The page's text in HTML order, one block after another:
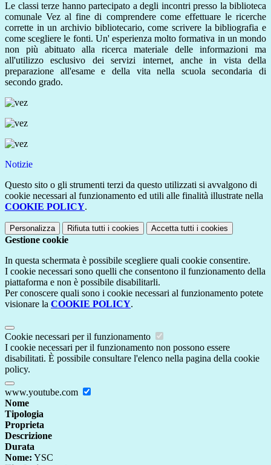
Le classi terze hanno partecipato a degli incontri presso la biblioteca
comunale Vez al fine di comprendere come effettuare le ricerche
corrette in un archivio bibliotecario, come scrivere la bibliografia e
come scegliere le fonti. Un' esperienza molto formativa in un mondo
non più abituato alla ricerca materiale delle informazioni ma
all'utilizzo esclusivo dei servizi internet, anche in vista della
preparazione all'esame e della vita nella scuola secondaria di
secondo grado.
Notizie
Questo sito o gli strumenti terzi da questo utilizzati si avvalgono di
cookie necessari al funzionamento ed utili alle finalità illustrate nella
COOKIE POLICY.
Personalizza Rifiuta tutti i cookies Accetta tutti i cookies
Gestione cookie
In questa schermata è possibile scegliere quali cookie consentire.
I cookie necessari sono quelli che consentono il funzionamento della
piattaforma e non è possibile disabilitarli.
Per conoscere quali sono i cookie necessari al funzionamento potete
visionare la COOKIE POLICY.
Cookie necessari per il funzionamento
I cookie necessari per il funzionamento non possono essere
disabilitati. È possibile consultare l'elenco nella pagina della cookie
policy.
www.youtube.com
Nome
Tipologia
Proprieta
Descrizione
Durata
Nome: YSC